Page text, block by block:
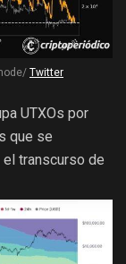
Twitter
UTXOs por
que se
transcurso de